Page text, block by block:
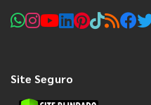
Site Seguro